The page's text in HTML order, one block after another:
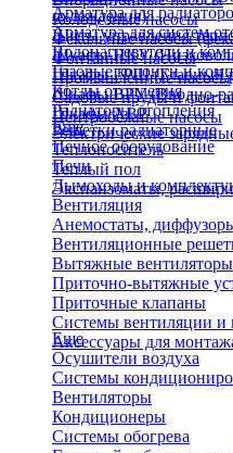
Колодезные насосы
Фекальные насосы
Фонтанные насосы
Промышленные насосы
Садовые пруды и
Центробежные насосы
охлаждения)
Щиты управления
Шкафы НКУ
Шкафы ГРЩ (Главный
Шкафы ВРУ (Вводно-
Шкафы АВР
Электрические
Арматура для
Арматура для систем
Водонагреватели и
Газовые колонки и
Котлы отопления
Радиаторы отопления
Решетки радиаторные
Теплоноситель
Теплый пол
Экспанзоматы,
Еще
Печное оборудование
Печи
Дымоходы и
Вентиляция
Анемостаты,
Вентиляционные
Вытяжные вентиляторы
Приточно-вытяжные
Приточные клапаны
Системы вентиляции
Аксессуары для
Еще
Осушители воздуха
Системы
Вентиляторы
Кондиционеры
Системы обогрева